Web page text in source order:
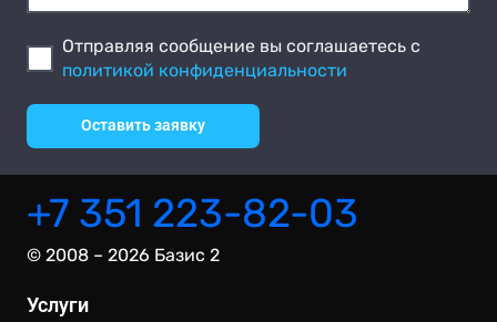
Отправляя сообщение вы соглашаетесь с
политикой конфиденциальности
Оставить заявку
+7 351 223-82-03
© 2008 – 2026 Базис 2
Услуги